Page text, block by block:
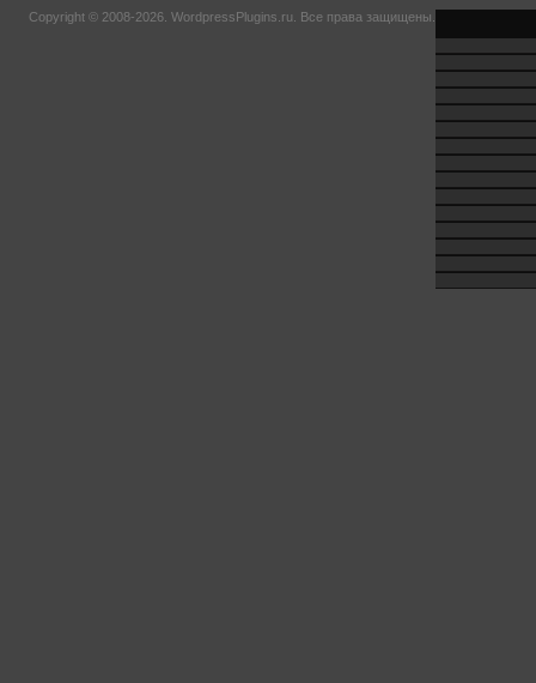
Copyright © 2008-2026. WordpressPlugins.ru . Все права защищены.